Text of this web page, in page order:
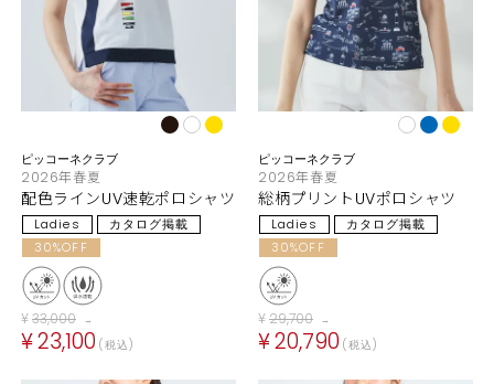
ピッコーネクラブ
2026年春夏
配色ラインUV速乾ポロシャツ
Ladies
カタログ掲載
30%OFF
¥33,000 →
¥23,100 税込
ピッコーネクラブ
2026年春夏
総柄プリントUVポロシャツ
Ladies
カタログ掲載
30%OFF
¥29,700 →
¥20,790 税込